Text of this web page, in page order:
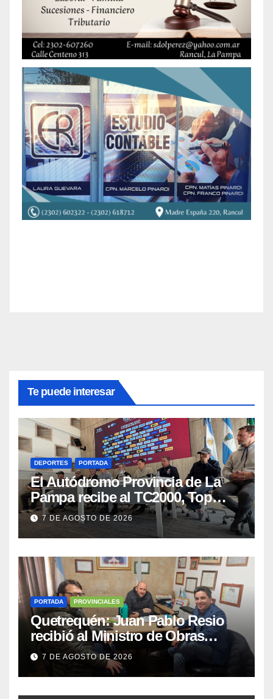
Te puede interesar
DEPORTES PORTADA
El Autódromo Provincia de La
Pampa recibe al TC2000, Top
Race y Fórmula Nacional este fin
de semana
7 DE AGOSTO DE 2026
PORTADA PROVINCIALES
Quetrequén: Juan Pablo Resio
recibió al Ministro de Obras
Públicas y al Presidente de
Vialidad para recorrer la ruta a
Villa Huidobro
7 DE AGOSTO DE 2026